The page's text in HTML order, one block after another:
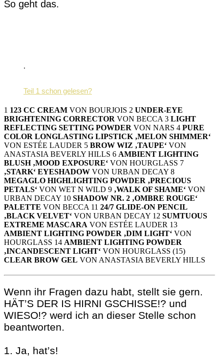
So geht das.
.
Teil 1 schon gelesen?
1 123 CC CREAM VON BOURJOIS 2 UNDER-EYE
BRIGHTENING CORRECTOR VON BECCA 3 LIGHT
REFLECTING SETTING POWDER VON NARS 4 PURE
COLOR LONGLASTING LIPSTICK ‚MELON SHIMMER‘
VON ESTÉE LAUDER 5 BROW WIZ ‚TAUPE‘ VON
ANASTASIA BEVERLY HILLS 6 AMBIENT LIGHTING
BLUSH ‚MOOD EXPOSURE‘ VON HOURGLASS 7
‚STARK‘ EYESHADOW VON URBAN DECAY 8
MEGAGLO HIGHLIGHTING POWDER ‚PRECIOUS
PETALS‘ VON WET N WILD 9 ‚WALK OF SHAME‘ VON
URBAN DECAY 10 SHADOW NR. 2 ‚OMBRE ROUGE‘
PALETTE VON BECCA 11 24/7 GLIDE-ON PENCIL
‚BLACK VELVET‘ VON URBAN DECAY 12 SUMTUOUS
EXTREME MASCARA VON ESTÉE LAUDER 13
AMBIENT LIGHTING POWDER ‚DIM LIGHT‘ VON
HOURGLASS 14 AMBIENT LIGHTING POWDER
‚INCANDESCENT LIGHT‘ VON HOURGLASS (15)
CLEAR BROW GEL VON ANASTASIA BEVERLY HILLS
Wenn ihr Fragen dazu habt, stellt sie gern.
HÄT’S DER IS HIRNI GSCHISSE!? und
WIESO!? werd ich an dieser Stelle schon
beantworten.
1. Ja, hat’s!